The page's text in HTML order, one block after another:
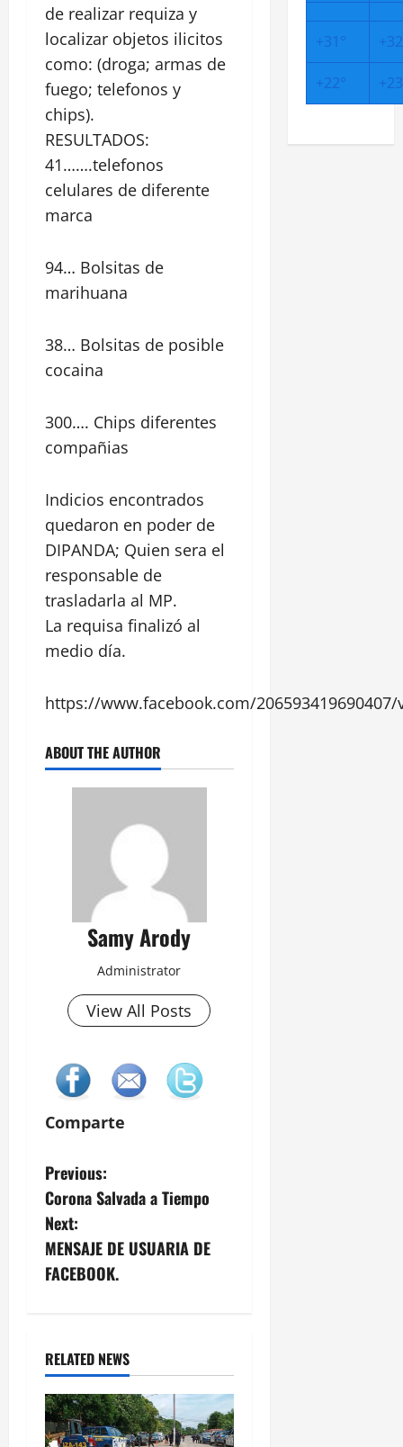
de realizar requiza y
localizar objetos ilicitos
como: (droga; armas de
fuego; telefonos y
chips).
RESULTADOS:
41…….telefonos
celulares de diferente
marca
94… Bolsitas de
marihuana
38… Bolsitas de posible
cocaina
300…. Chips diferentes
compañias
Indicios encontrados
quedaron en poder de
DIPANDA; Quien sera el
responsable de
trasladarla al MP.
La requisa finalizó al
medio día.
https://www.facebook.com/
ABOUT THE AUTHOR
Samy Arody
Administrator
View All Posts
Comparte
P
o
s
t
a
v
Previous:
Corona Salvada a Tiempo
Next:
MENSAJE DE USUARIA DE
FACEBOOK.
RELATED NEWS
+31° +
+22° +